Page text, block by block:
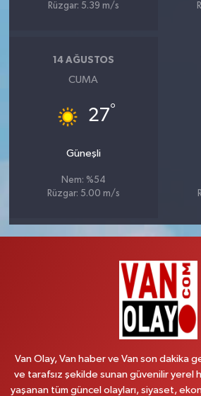
Rüzgar: 5.39 m/s
14 AĞUSTOS
CUMA
27°
Güneşli
Nem: %54
Rüzgar: 5.00 m/s
Van Olay, Van haber ve Van son dakika
ve tarafsız şekilde sunan güvenilir yerel
yaşanan tüm güncel olayları, siyaset,